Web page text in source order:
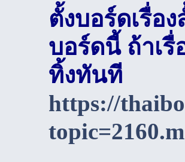
ตั้งบอร์ดเรื่อ
บอร์ดนี้ ถ้าเ
ทิ้งทันที
https://